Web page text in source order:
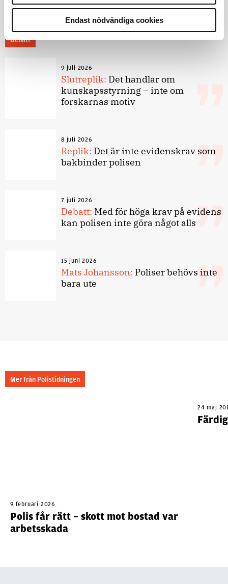
Endast nödvändiga cookies
Debatt
9 juli 2026
Slutreplik: Det handlar om
kunskapsstyrning – inte om
forskarnas motiv
8 juli 2026
Replik: Det är inte evidenskrav som
bakbinder polisen
7 juli 2026
Debatt: Med för höga krav på evidens
kan polisen inte göra något alls
15 juni 2026
Mats Johansson: Poliser behövs inte
bara ute
Mer från Polistidningen
9 februari 2026
Polis får rätt – skott mot bostad var
arbetsskada
24 maj